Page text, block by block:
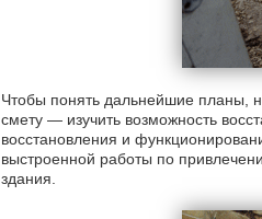
Чтобы понять дальнейшие планы,
смету — изучить возможность
восстановления и
выстроенной работы по
здания.